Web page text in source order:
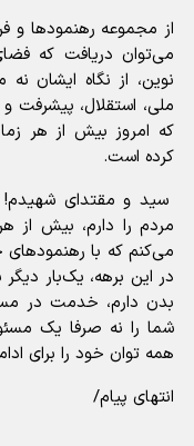
از مجموعه رهنمود‌ها و
می‌توان دریافت که
نوین، از نگاه ایشان
ملی، استقلال، پیشرفت و
که امروز بیش از هر
کرده است.
سید و مقتدای
مردم را دارم، بیش از
می‌کنم که با
در این برهه، یک‌بار
بدن دارم، خدمت در
شما را نه صرفا یک
همه توان خود را برای
انتهای پیام/